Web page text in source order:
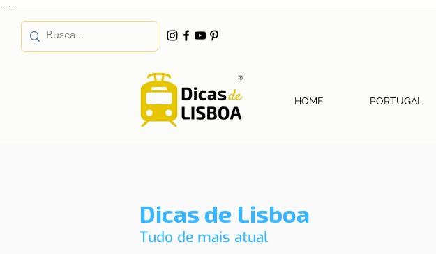
HOME PORTUGAL
Dicas de Lisboa
Tudo de mais atual